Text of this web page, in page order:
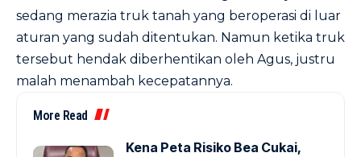
sedang merazia truk tanah yang beroperasi di luar
aturan yang sudah ditentukan. Namun ketika truk
tersebut hendak diberhentikan oleh Agus, justru
malah menambah kecepatannya.
More Read
Kena Peta Risiko Bea Cukai,